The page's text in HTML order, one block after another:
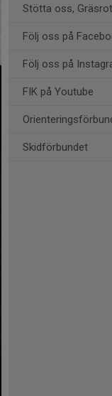
Stötta oss,
Följ oss på
Följ oss på
FIK på Youtube
Skidförbundet